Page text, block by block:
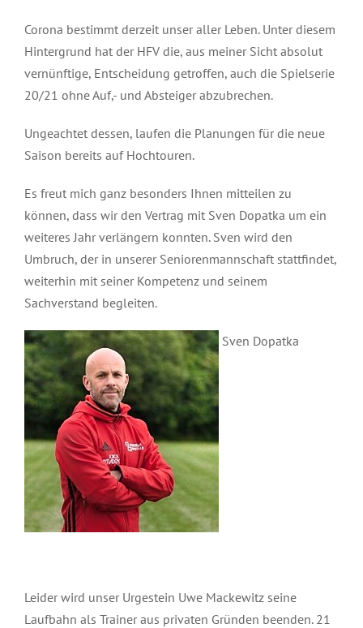
Corona bestimmt derzeit unser aller Leben. Unter diesem
Hintergrund hat der HFV die, aus meiner Sicht absolut
vernünftige, Entscheidung getroffen, auch die Spielserie
20/21 ohne Auf,- und Absteiger abzubrechen.
Ungeachtet dessen, laufen die Planungen für die neue
Saison bereits auf Hochtouren.
Es freut mich ganz besonders Ihnen mitteilen zu
können, dass wir den Vertrag mit Sven Dopatka um ein
weiteres Jahr verlängern konnten. Sven wird den
Umbruch, der in unserer Seniorenmannschaft stattfindet,
weiterhin mit seiner Kompetenz und seinem
Sachverstand begleiten.
Sven Dopatka
Leider wird unser Urgestein Uwe Mackewitz seine
Laufbahn als Trainer aus privaten Gründen beenden. 21